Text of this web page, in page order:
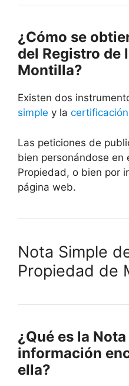
¿Cómo se
del Registro de
Montilla?
Existen dos
simple y la
Las peticiones de
bien personándose en
Propiedad, o bien por
página web.
Nota Simple
Propiedad de
¿Qué es la
información
ella?